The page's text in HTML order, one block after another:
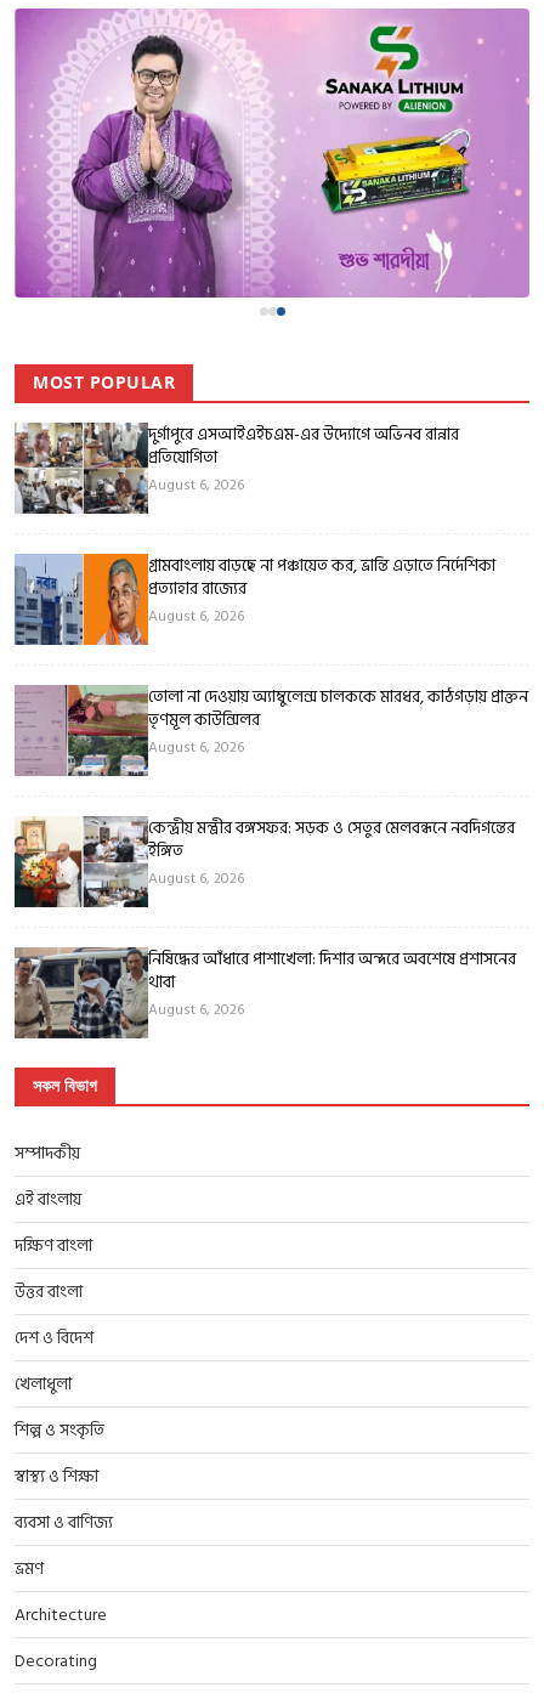
MOST POPULAR
দুর্গাপুরে এসআইএইচএম-এর উদ্যোগে অভিনব রান্নার
প্রতিযোগিতা
August 6, 2026
গ্রামবাংলায় বাড়ছে না পঞ্চায়েত কর, ভ্রান্তি এড়াতে নির্দেশিকা
প্রত্যাহার রাজ্যের
August 6, 2026
তোলা না দেওয়ায় অ্যাম্বুলেন্স চালককে মারধর, কাঠগড়ায় প্রাক্তন
তৃণমূল কাউন্সিলর
August 6, 2026
কেন্দ্রীয় মন্ত্রীর বঙ্গসফর: সড়ক ও সেতুর মেলবন্ধনে নবদিগন্তের
ইঙ্গিত
August 6, 2026
নিষিদ্ধের আঁধারে পাশাখেলা: দিশার অন্দরে অবশেষে প্রশাসনের
থাবা
August 6, 2026
সকল বিভাগ
সম্পাদকীয়
এই বাংলায়
দক্ষিণ বাংলা
উত্তর বাংলা
দেশ ও বিদেশ
খেলাধুলা
শিল্প ও সংকৃতি
স্বাস্থ্য ও শিক্ষা
ব্যবসা ও বাণিজ্য
ভ্রমণ
Architecture
Decorating